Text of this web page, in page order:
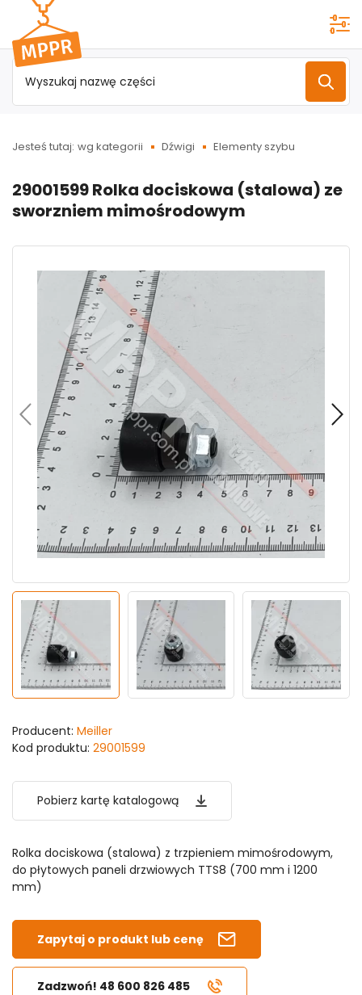
Przejdź do
menu
głównego
Jesteś tutaj: wg kategorii Dźwigi Elementy szybu
29001599 Rolka dociskowa (stalowa) ze
sworzniem mimośrodowym
Producent: Meiller
Kod produktu: 29001599
Pobierz kartę katalogową
Rolka dociskowa (stalowa) z trzpieniem mimośrodowym,
do płytowych paneli drzwiowych TTS8 (700 mm i 1200
mm)
Zapytaj o produkt lub cenę
Zadzwoń! 48 600 826 485